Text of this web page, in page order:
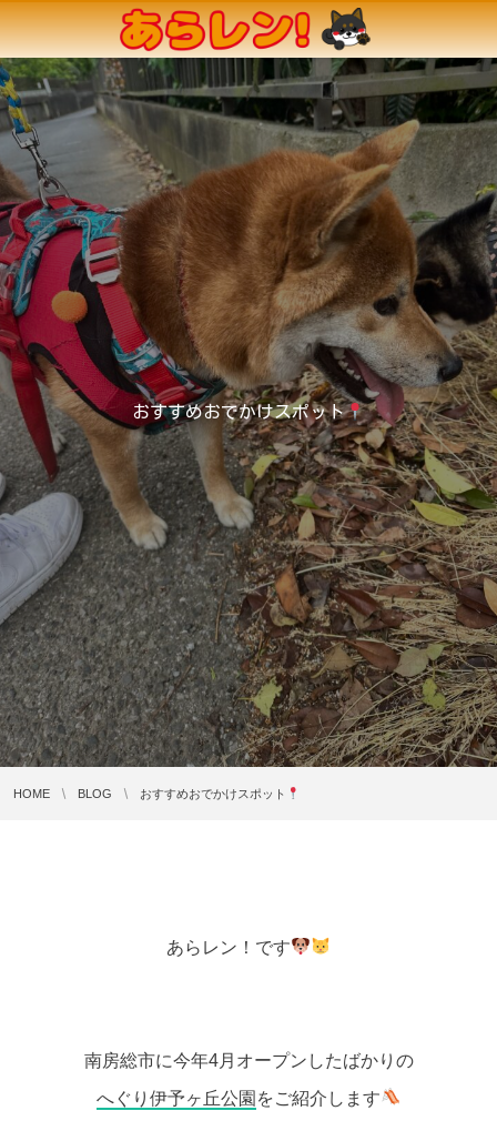
おすすめおでかけスポット
HOME BLOG おすすめおでかけスポット
あらレン！です
南房総市に今年4月オープンしたばかりの
へぐり伊予ヶ丘公園 をご紹介します